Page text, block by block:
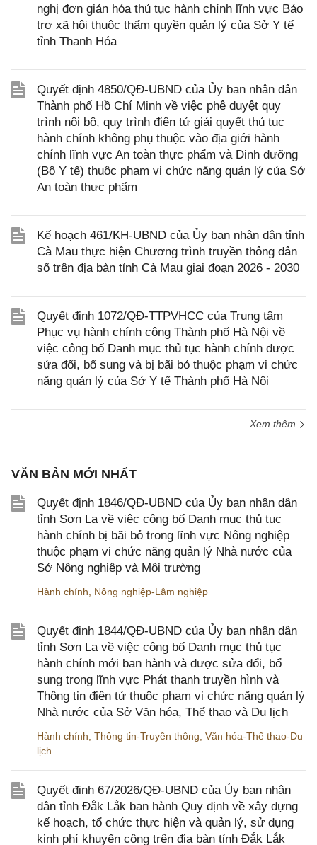
nghị đơn giản hóa thủ tục hành chính lĩnh vực Bảo
trợ xã hội thuộc thẩm quyền quản lý của Sở Y tế
tỉnh Thanh Hóa
Quyết định 4850/QĐ-UBND của Ủy ban nhân dân
Thành phố Hồ Chí Minh về việc phê duyệt quy
trình nội bộ, quy trình điện tử giải quyết thủ tục
hành chính không phụ thuộc vào địa giới hành
chính lĩnh vực An toàn thực phẩm và Dinh dưỡng
(Bộ Y tế) thuộc phạm vi chức năng quản lý của Sở
An toàn thực phẩm
Kế hoạch 461/KH-UBND của Ủy ban nhân dân tỉnh
Cà Mau thực hiện Chương trình truyền thông dân
số trên địa bàn tỉnh Cà Mau giai đoạn 2026 - 2030
Quyết định 1072/QĐ-TTPVHCC của Trung tâm
Phục vụ hành chính công Thành phố Hà Nội về
việc công bố Danh mục thủ tục hành chính được
sửa đổi, bổ sung và bị bãi bỏ thuộc phạm vi chức
năng quản lý của Sở Y tế Thành phố Hà Nội
Xem thêm
VĂN BẢN MỚI NHẤT
Quyết định 1846/QĐ-UBND của Ủy ban nhân dân
tỉnh Sơn La về việc công bố Danh mục thủ tục
hành chính bị bãi bỏ trong lĩnh vực Nông nghiệp
thuộc phạm vi chức năng quản lý Nhà nước của
Sở Nông nghiệp và Môi trường
Hành chính Nông nghiệp-Lâm nghiệp
Quyết định 1844/QĐ-UBND của Ủy ban nhân dân
tỉnh Sơn La về việc công bố Danh mục thủ tục
hành chính mới ban hành và được sửa đổi, bổ
sung trong lĩnh vực Phát thanh truyền hình và
Thông tin điện tử thuộc phạm vi chức năng quản lý
Nhà nước của Sở Văn hóa, Thể thao và Du lịch
Hành chính Thông tin-Truyền thông Văn hóa-Thể thao-Du
lịch
Quyết định 67/2026/QĐ-UBND của Ủy ban nhân
dân tỉnh Đắk Lắk ban hành Quy định về xây dựng
kế hoạch, tổ chức thực hiện và quản lý, sử dụng
kinh phí khuyến công trên địa bàn tỉnh Đắk Lắk